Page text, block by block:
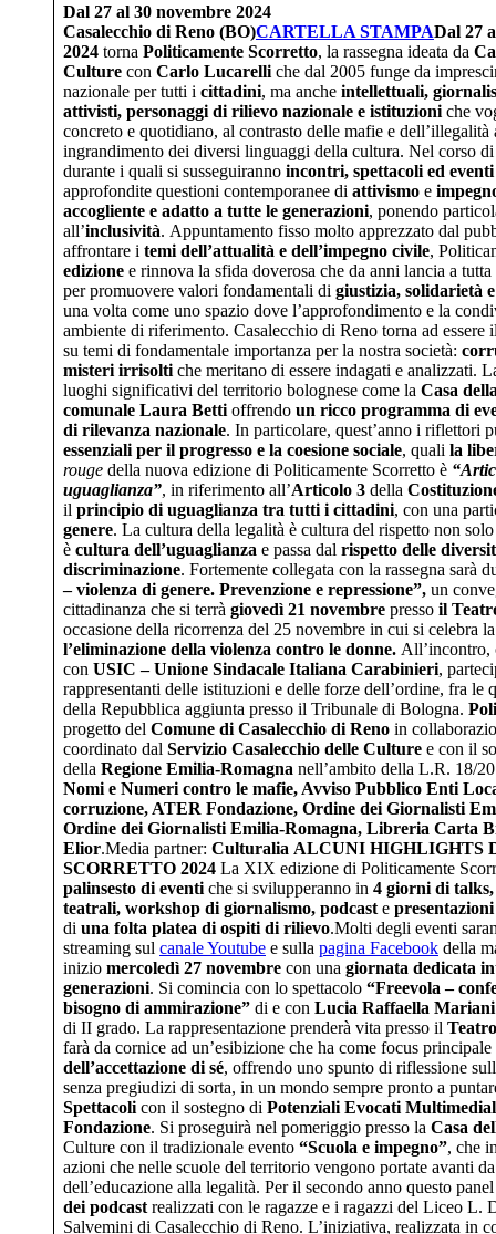
Dal 27 al 30 novembre 2024
Casalecchio di Reno (BO)CARTELLA STAMPADal 27
2024 torna Politicamente Scorretto, la rassegna ideata da
Culture con Carlo Lucarelli che dal 2005 funge da
nazionale per tutti i cittadini, ma anche intellettuali,
attivisti, personaggi di rilievo nazionale e istituzioni che
concreto e quotidiano, al contrasto delle mafie e dell’illegalità
ingrandimento dei diversi linguaggi della cultura. Nel corso
durante i quali si susseguiranno incontri, spettacoli ed
approfondite questioni contemporanee di attivismo e
accogliente e adatto a tutte le generazioni, ponendo
all’inclusività. Appuntamento fisso molto apprezzato dal
affrontare i temi dell’attualità e dell’impegno civile,
edizione e rinnova la sfida doverosa che da anni lancia a
per promuovere valori fondamentali di giustizia, solidarietà
una volta come uno spazio dove l’approfondimento e la
ambiente di riferimento. Casalecchio di Reno torna ad essere
su temi di fondamentale importanza per la nostra società:
misteri irrisolti che meritano di essere indagati e analizzati.
luoghi significativi del territorio bolognese come la Casa
comunale Laura Betti offrendo un ricco programma di
di rilevanza nazionale. In particolare, quest’anno i riflettori
essenziali per il progresso e la coesione sociale, quali la
rouge della nuova edizione di Politicamente Scorretto è
uguaglianza”, in riferimento all’Articolo 3 della
il principio di uguaglianza tra tutti i cittadini, con una
genere. La cultura della legalità è cultura del rispetto non
è cultura dell’uguaglianza e passa dal rispetto delle
discriminazione. Fortemente collegata con la rassegna sarà
– violenza di genere. Prevenzione e repressione”, un
cittadinanza che si terrà giovedì 21 novembre presso il
occasione della ricorrenza del 25 novembre in cui si celebra la
l’eliminazione della violenza contro le donne. All’incontro,
con USIC – Unione Sindacale Italiana Carabinieri,
rappresentanti delle istituzioni e delle forze dell’ordine, fra le
della Repubblica aggiunta presso il Tribunale di Bologna.
progetto del Comune di Casalecchio di Reno in
coordinato dal Servizio Casalecchio delle Culture e con il
della Regione Emilia-Romagna nell’ambito della L.R. 18/
Nomi e Numeri contro le mafie, Avviso Pubblico Enti
corruzione, ATER Fondazione, Ordine dei Giornalisti
Ordine dei Giornalisti Emilia-Romagna, Libreria Carta
Elior.Media partner: Culturalia ALCUNI HIGHLIGHTS
SCORRETTO 2024 La XIX edizione di Politicamente
palinsesto di eventi che si svilupperanno in 4 giorni di
teatrali, workshop di giornalismo, podcast e
di una folta platea di ospiti di rilievo.Molti degli eventi
streaming sul canale Youtube e sulla pagina Facebook della
inizio mercoledì 27 novembre con una giornata dedicata
generazioni. Si comincia con lo spettacolo “Freevola –
bisogno di ammirazione” di e con Lucia Raffaella Mariani
di II grado. La rappresentazione prenderà vita presso il
farà da cornice ad un’esibizione che ha come focus
dell’accettazione di sé, offrendo uno spunto di riflessione
senza pregiudizi di sorta, in un mondo sempre pronto a
Spettacoli con il sostegno di Potenziali Evocati
Fondazione. Si proseguirà nel pomeriggio presso la Casa
Culture con il tradizionale evento “Scuola e impegno”, che
azioni che nelle scuole del territorio vengono portate avanti
dell’educazione alla legalità. Per il secondo anno questo
dei podcast realizzati con le ragazze e i ragazzi del Liceo L.
Salvemini di Casalecchio di Reno. L’iniziativa, realizzata in